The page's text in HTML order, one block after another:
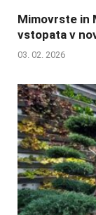
Mimovrste in
vstopata v
03. 02. 2026